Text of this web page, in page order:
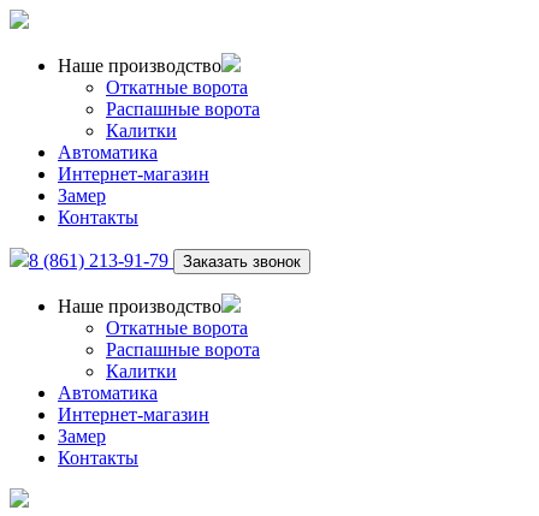
Наше производство
Откатные ворота
Распашные ворота
Калитки
Автоматика
Интернет-магазин
Замер
Контакты
8 (861) 213-91-79 Заказать звонок
Наше производство
Откатные ворота
Распашные ворота
Калитки
Автоматика
Интернет-магазин
Замер
Контакты